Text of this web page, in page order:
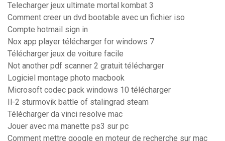
Telecharger jeux ultimate mortal kombat 3
Comment creer un dvd bootable avec un fichier iso
Compte hotmail sign in
Nox app player télécharger for windows 7
Télécharger jeux de voiture facile
Not another pdf scanner 2 gratuit télécharger
Logiciel montage photo macbook
Microsoft codec pack windows 10 télécharger
Il-2 sturmovik battle of stalingrad steam
Télécharger da vinci resolve mac
Jouer avec ma manette ps3 sur pc
Comment mettre google en moteur de recherche sur mac